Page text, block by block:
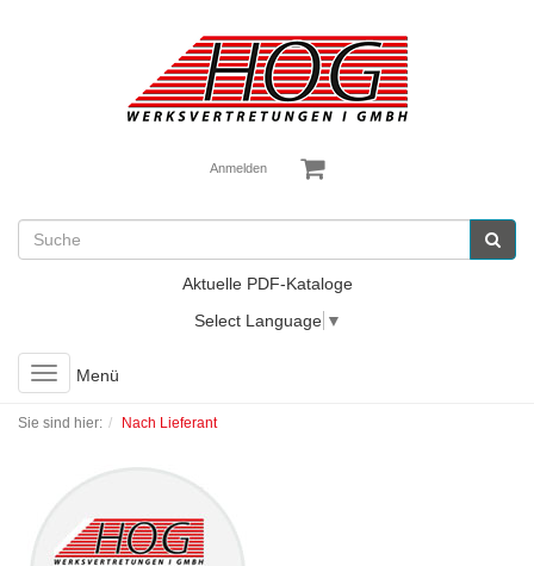
Anmelden
Aktuelle PDF-Kataloge
Select Language ▼
Toggle
navigation
Menü
Sie sind hier: Nach Lieferant